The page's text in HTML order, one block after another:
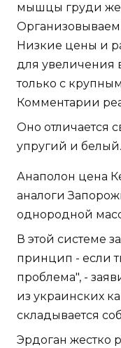
мышцы груди
Организовываем
Низкие цены и
для увеличения
только с
Комментарии
Оно отличается
упругий и белый.
Анаполон цена
аналоги
однородной
В этой системе
принцип - если
проблема", -
из украинских
складывается
Эрдоган жестко